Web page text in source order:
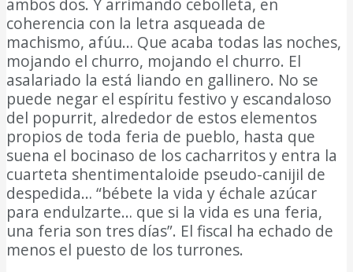
coherencia con la letra asqueada de
machismo, afúu… Que acaba todas las noches,
mojando el churro, mojando el churro. El
asalariado la está liando en gallinero. No se
puede negar el espíritu festivo y escandaloso
del popurrit, alrededor de estos elementos
propios de toda feria de pueblo, hasta que
suena el bocinaso de los cacharritos y entra la
cuarteta shentimentaloide pseudo-canijil de
despedida… “bébete la vida y échale azúcar
para endulzarte… que si la vida es una feria,
una feria son tres días”. El fiscal ha echado de
menos el puesto de los turrones.